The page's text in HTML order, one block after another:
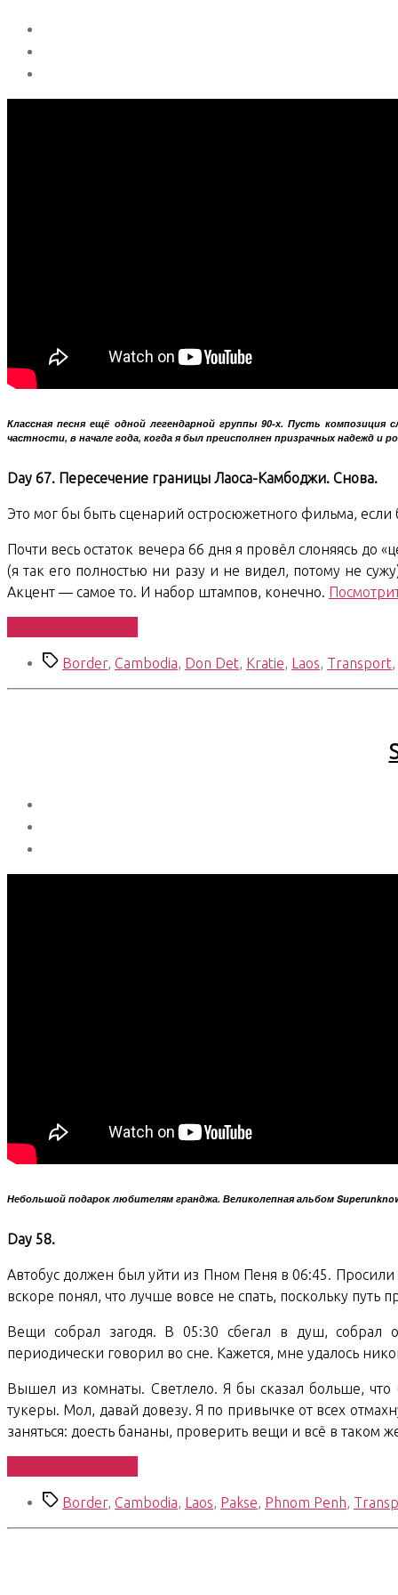
Классная песня ещё одной легендарной группы 90-х. Пусть
частности, в начале года, когда я был преисполнен призрачных надежд и
Day 67. Пересечение границы Лаоса-Камбоджи. Снова.
Это мог бы быть сценарий остросюжетного фильма,
Почти весь остаток вечера 66 дня я провёл слоняясь
(я так его полностью ни разу и не видел, потому не
Акцент — самое то. И набор штампов, конечно.
Asian
Trip.
МеткиBorder, Cambodia, Don Det, Kratie, Laos, Transport,
Небольшой подарок любителям гранджа. Великолепная альбом
Day 58.
Автобус должен был уйти из Пном Пеня в 06:45. Просили
вскоре понял, что лучше вовсе не спать, поскольку путь
Вещи собрал загодя. В 05:30 сбегал в душ, собрал
периодически говорил во сне. Кажется, мне удалось
Вышел из комнаты. Светлело. Я бы сказал больше, что
тукеры. Мол, давай довезу. Я по привычке от всех
заняться: доесть бананы, проверить вещи и всё в таком
Asian
Trip.
МеткиBorder, Cambodia, Laos, Pakse, Phnom Penh,